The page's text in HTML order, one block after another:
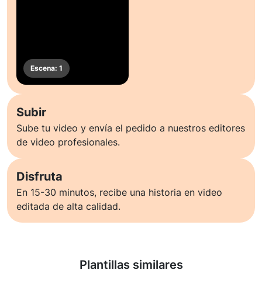
Subir
Sube tu video y envía el pedido a nuestros editores
de video profesionales.
Disfruta
En 15-30 minutos, recibe una historia en video
editada de alta calidad.
Plantillas similares
Saber más